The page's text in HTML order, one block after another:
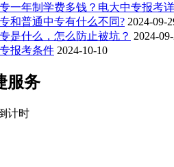
一年制学费多钱？电大中专报考
和普通中专有什么不同? 2024-09-
是什么，怎么防止被坑？ 2024-
报考条件 2024-10-10
服务
计时